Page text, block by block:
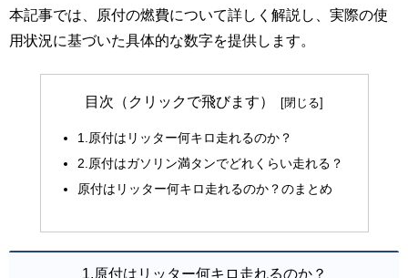
本記事では、原付の燃費について詳しく解説し、実際の使
用状況に基づいた具体的な数字を提供します。
目次（クリックで飛びます）
1.原付はリッター何キロ走れるのか？
2.原付はガソリン満タンでどれくらい走れる？
原付はリッター何キロ走れるのか？のまとめ
1.原付はリッター何キロ走れるのか？